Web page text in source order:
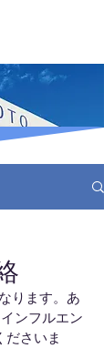
ります。あ
ンフルエン
ださいま